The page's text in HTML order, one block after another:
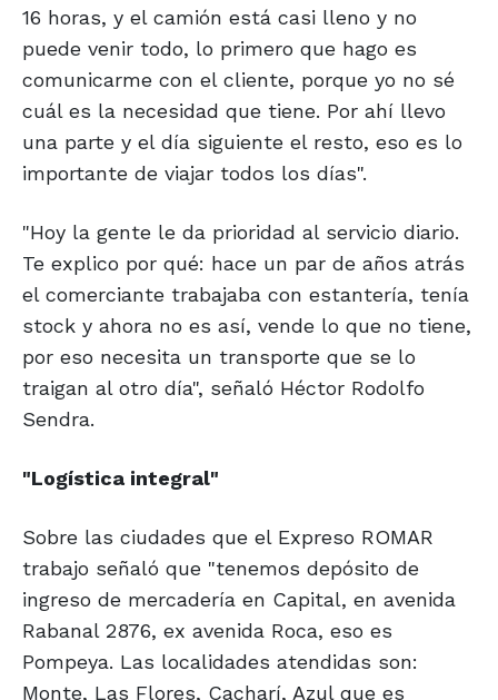
16 horas, y el camión está casi lleno y no
puede venir todo, lo primero que hago es
comunicarme con el cliente, porque yo no sé
cuál es la necesidad que tiene. Por ahí llevo
una parte y el día siguiente el resto, eso es lo
importante de viajar todos los días".
"Hoy la gente le da prioridad al servicio diario.
Te explico por qué: hace un par de años atrás
el comerciante trabajaba con estantería, tenía
stock y ahora no es así, vende lo que no tiene,
por eso necesita un transporte que se lo
traigan al otro día", señaló Héctor Rodolfo
Sendra.
"Logística integral"
Sobre las ciudades que el Expreso ROMAR
trabajo señaló que "tenemos depósito de
ingreso de mercadería en Capital, en avenida
Rabanal 2876, ex avenida Roca, eso es
Pompeya. Las localidades atendidas son:
Monte, Las Flores, Cacharí, Azul que es